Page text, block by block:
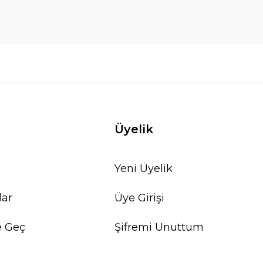
Geç
Üyelik
Yeni Üyelik
Üye Girişi
Şifremi Unuttum